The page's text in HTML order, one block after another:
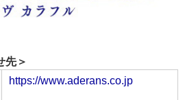
先＞
https://www.aderans.co.jp